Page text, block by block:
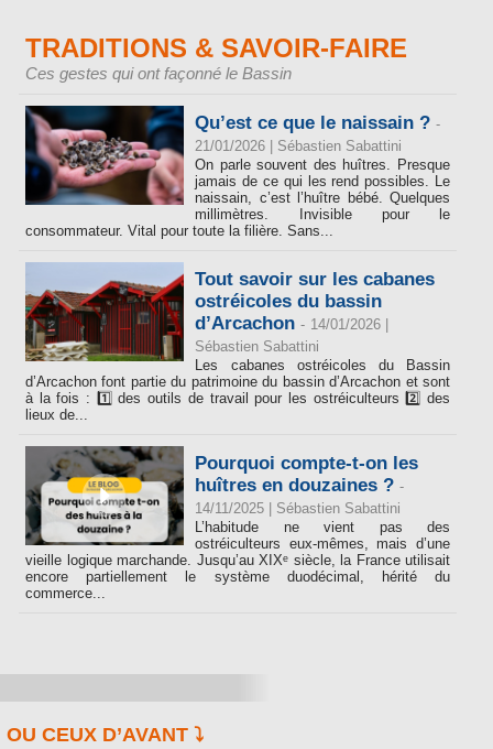
TRADITIONS & SAVOIR-FAIRE
Ces gestes qui ont façonné le Bassin
Qu’est ce que le naissain ? -
21/01/2026 | Sébastien Sabattini
On parle souvent des huîtres. Presque
jamais de ce qui les rend possibles. Le
naissain, c’est l’huître bébé. Quelques
millimètres. Invisible pour le
consommateur. Vital pour toute la filière. Sans...
Tout savoir sur les cabanes
ostréicoles du bassin
d’Arcachon - 14/01/2026 |
Sébastien Sabattini
Les cabanes ostréicoles du Bassin
d’Arcachon font partie du patrimoine du bassin d’Arcachon et sont
à la fois : 1️⃣ des outils de travail pour les ostréiculteurs 2️⃣ des
lieux de...
Pourquoi compte-t-on les
huîtres en douzaines ? -
14/11/2025 | Sébastien Sabattini
L’habitude ne vient pas des
ostréiculteurs eux-mêmes, mais d’une
vieille logique marchande. Jusqu’au XIXᵉ siècle, la France utilisait
encore partiellement le système duodécimal, hérité du
commerce...
OU CEUX D’AVANT ⤵️